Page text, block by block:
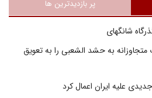
پر بازدیدترین ها
شانگهای
به حشد الشعبی را به تعویق
علیه ایران اعمال کرد